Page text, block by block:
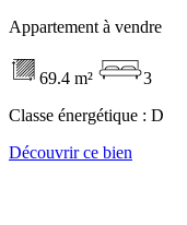
Appartement à vendre
69.4 m²
3
Classe énergétique : D
Découvrir ce bien